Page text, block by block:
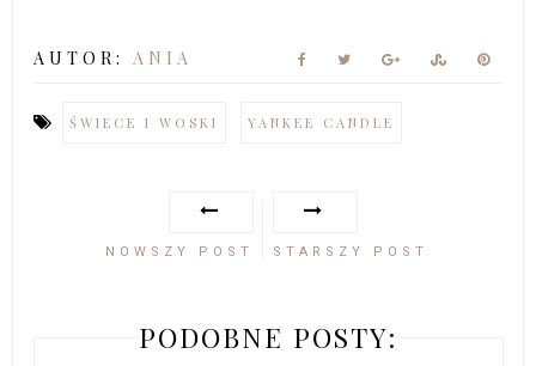
AUTOR:ANIA
ŚWIECE I WOSKI YANKEE CANDLE
NOWSZY POST STARSZY POST
PODOBNE POSTY: